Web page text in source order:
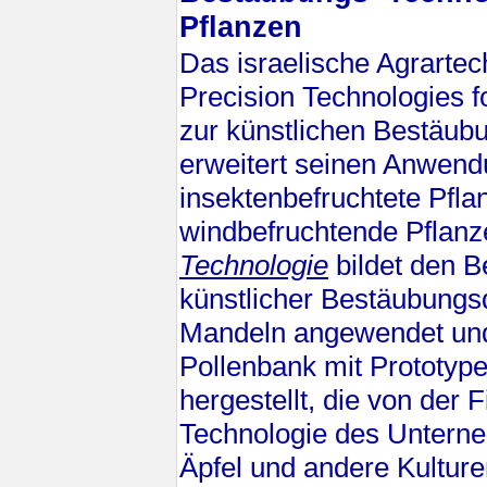
Pflanzen
Das israelische
Precision Technologies
zur künstlichen
erweitert seinen
insektenbefruchtete
windbefruchtende
Technologie bildet den
künstlicher
Mandeln angewendet
Pollenbank mit
hergestellt, die von der
Technologie des
Äpfel und andere